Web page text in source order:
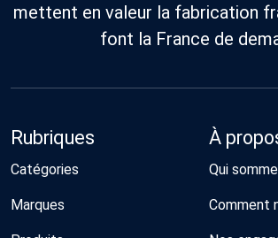
mettent en valeur la fabrication
font la France de
Rubriques
Catégories
Marques
À
Qui
Comment